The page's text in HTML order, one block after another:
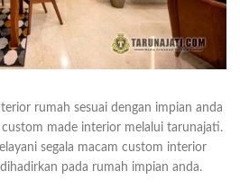
rumah sesuai dengan impian anda
made interior melalui tarunajati.
segala macam custom interior
pada rumah impian anda.